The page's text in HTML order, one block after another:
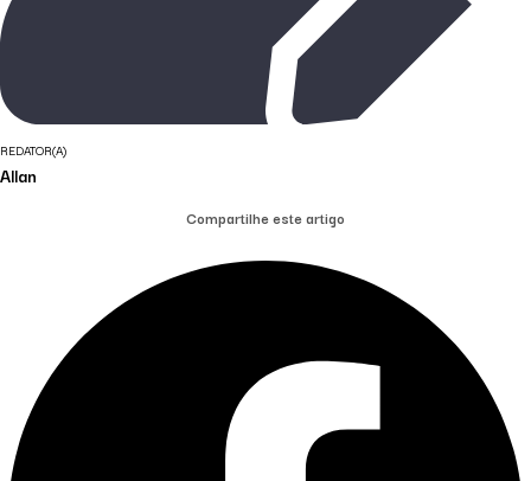
REDATOR(A)
Allan
Compartilhe este artigo